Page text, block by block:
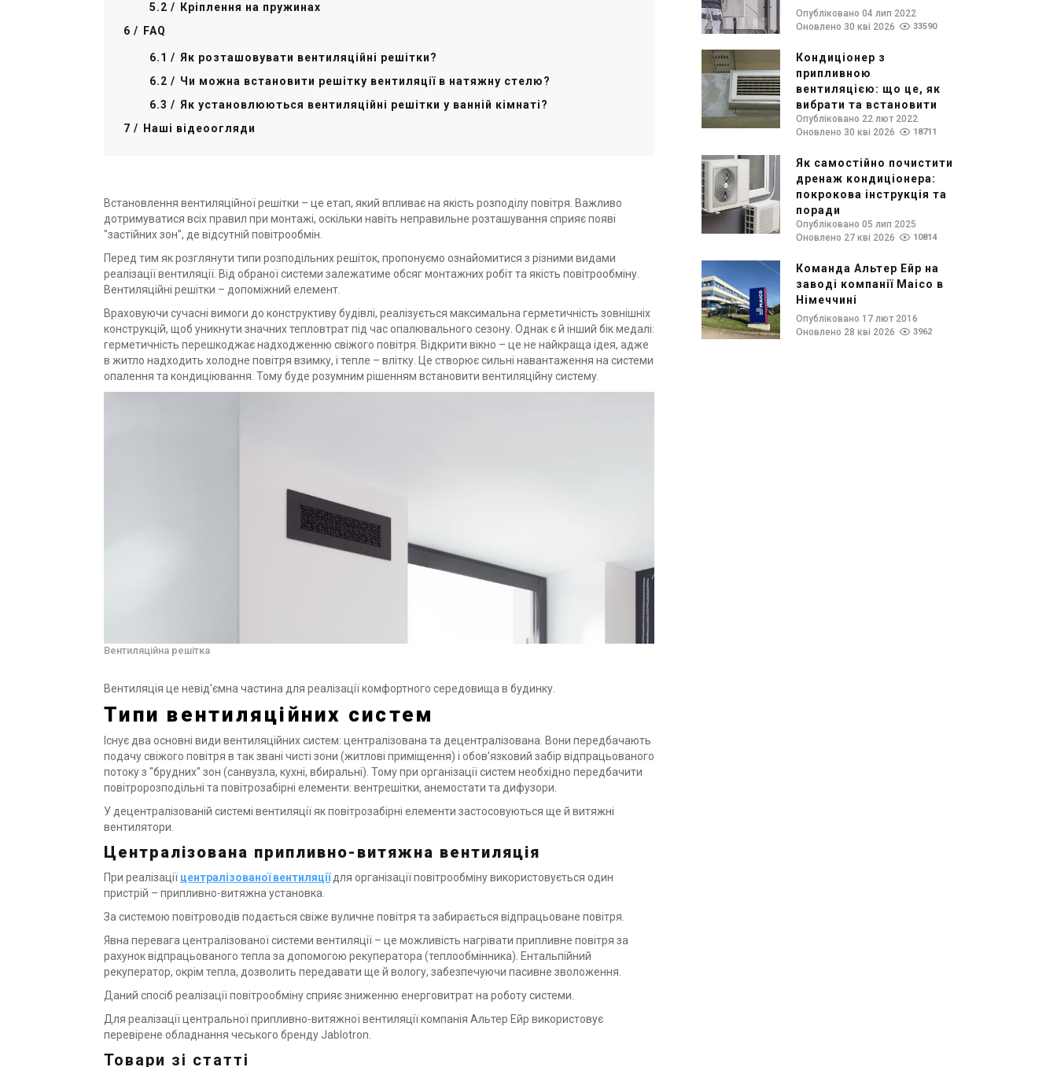
Кріплення на пружинах
FAQ
Як розташовувати вентиляційні решітки?
Чи можна встановити решітку вентиляції в натяжну стелю?
Як установлюються вентиляційні решітки у ванній кімнаті?
Наші відеоогляди
Встановлення вентиляційної решітки – це етап, який впливає на якість розподілу повітря. Важливо
дотримуватися всіх правил при монтажі, оскільки навіть неправильне розташування сприяє появі
"застійних зон", де відсутній повітрообмін.
Перед тим як розглянути типи розподільних решіток, пропонуємо ознайомитися з різними видами
реалізації вентиляції. Від обраної системи залежатиме обсяг монтажних робіт та якість повітрообміну.
Вентиляційні решітки – допоміжний елемент.
Враховуючи сучасні вимоги до конструктиву будівлі, реалізується максимальна герметичність зовнішніх
конструкцій, щоб уникнути значних тепловтрат під час опалювального сезону. Однак є й інший бік медалі:
герметичність перешкоджає надходженню свіжого повітря. Відкрити вікно – це не найкраща ідея, адже
в житло надходить холодне повітря взимку, і тепле – влітку. Це створює сильні навантаження на системи
опалення та кондиціювання. Тому буде розумним рішенням встановити вентиляційну систему.
Вентиляційна решітка
Вентиляція це невід'ємна частина для реалізації комфортного середовища в будинку.
Типи вентиляційних систем
Існує два основні види вентиляційних систем: централізована та децентралізована. Вони передбачають
подачу свіжого повітря в так звані чисті зони (житлові приміщення) і обов'язковий забір відпрацьованого
потоку з "брудних" зон (санвузла, кухні, вбиральні). Тому при організації систем необхідно передбачити
повітророзподільні та повітрозабірні елементи: вентрешітки, анемостати та дифузори.
У децентралізованій системі вентиляції як повітрозабірні елементи застосовуються ще й витяжні
вентилятори.
Централізована припливно-витяжна вентиляція
При реалізації централізованої вентиляціїдля організації повітрообміну використовується один
пристрій – припливно-витяжна установка.
За системою повітроводів подається свіже вуличне повітря та забирається відпрацьоване повітря.
Явна перевага централізованої системи вентиляції – це можливість нагрівати припливне повітря за
рахунок відпрацьованого тепла за допомогою рекуператора (теплообмінника). Ентальпійний
рекуператор, окрім тепла, дозволить передавати ще й вологу, забезпечуючи пасивне зволоження.
Даний спосіб реалізації повітрообміну сприяє зниженню енерговитрат на роботу системи.
Для реалізації центральної припливно-витяжної вентиляції компанія Альтер Ейр використовує
перевірене обладнання чеського бренду Jablotron.
Товари зі статті
Опубліковано 04 лип 2022
Оновлено 30 кві 2026
33590
Кондиціонер з
припливною
вентиляцією: що це, як
вибрати та встановити
Опубліковано 22 лют 2022
Оновлено 30 кві 2026
18711
Як самостійно почистити
дренаж кондиціонера:
покрокова інструкція та
поради
Опубліковано 05 лип 2025
Оновлено 27 кві 2026
10814
Команда Альтер Ейр на
заводі компанії Maico в
Німеччині
Опубліковано 17 лют 2016
Оновлено 28 кві 2026
3962